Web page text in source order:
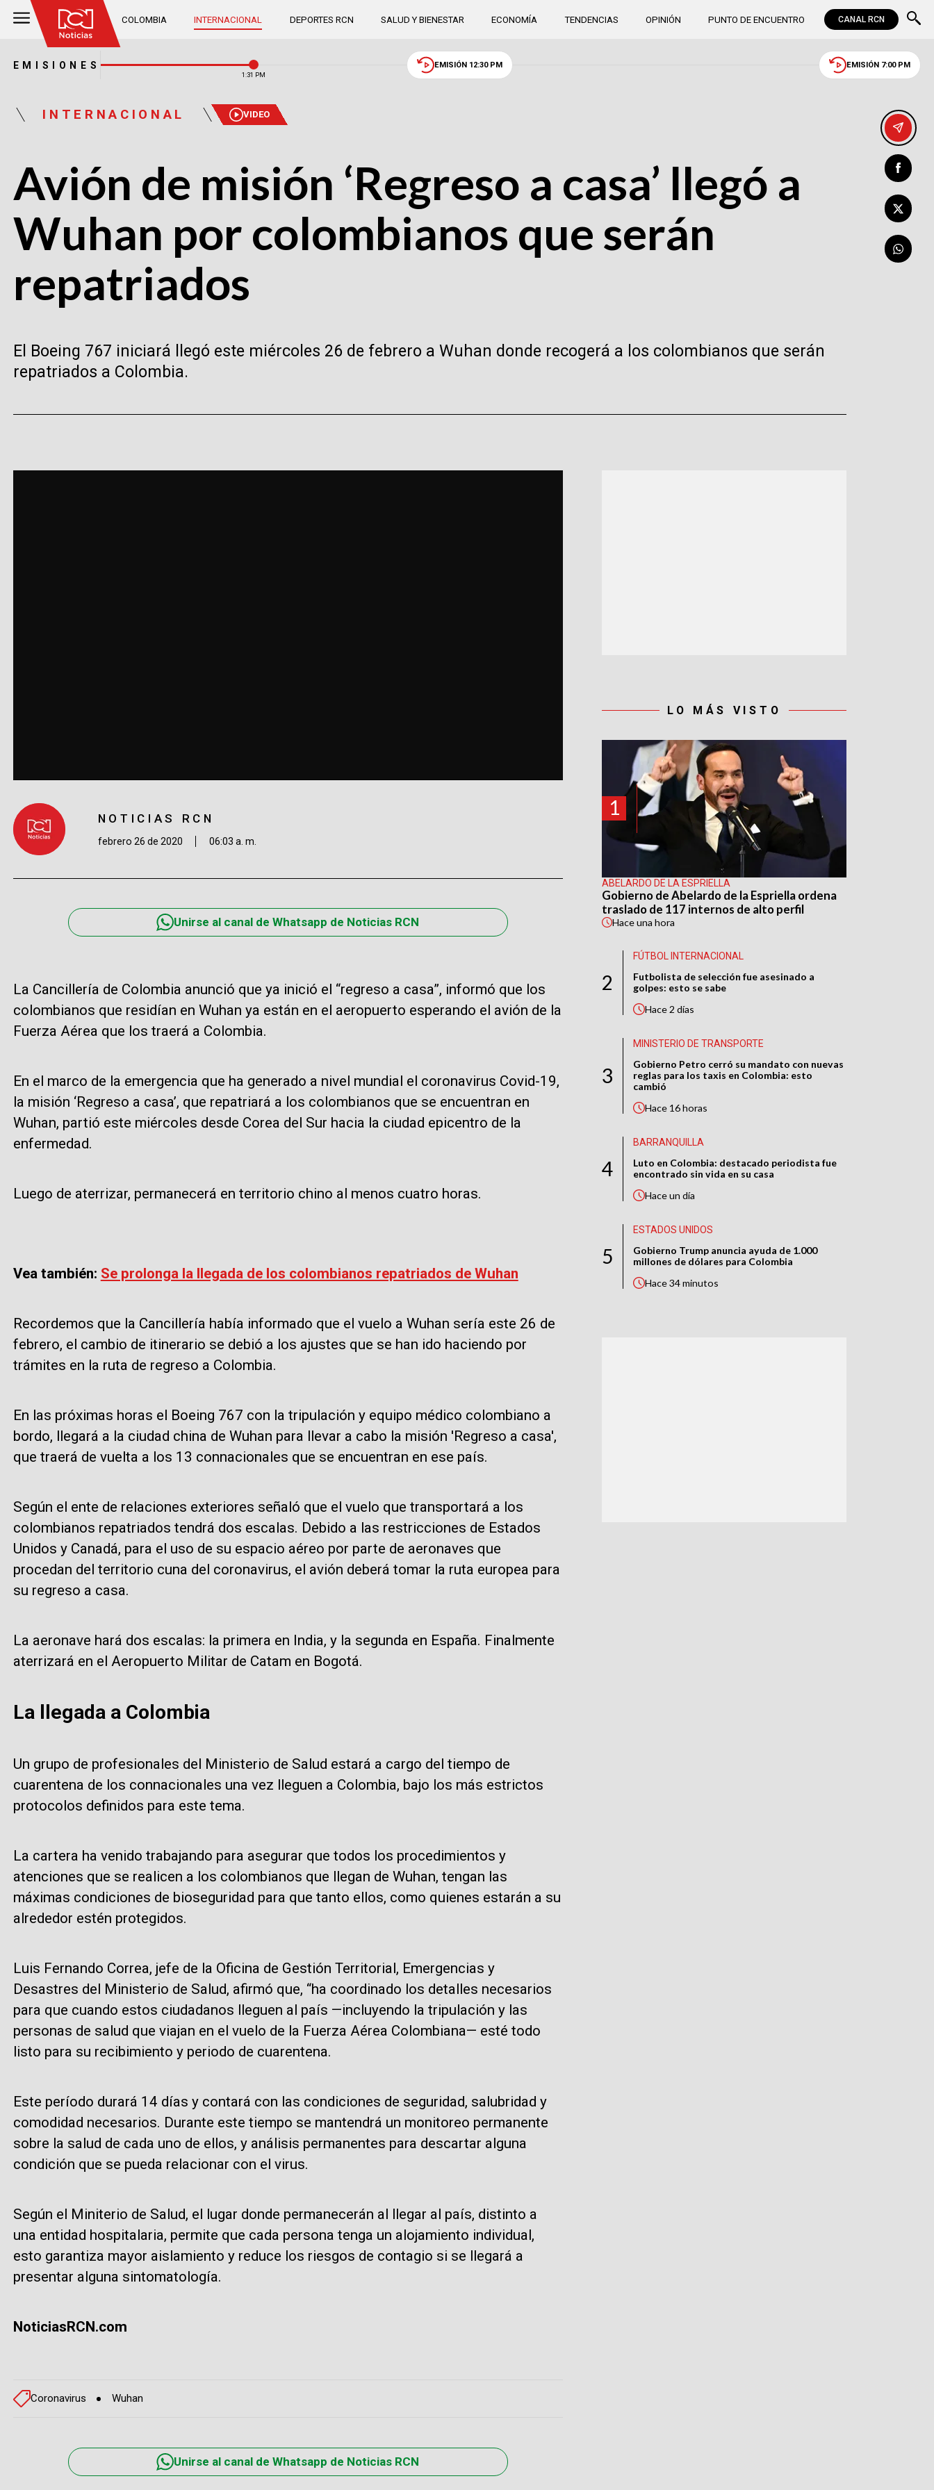
COLOMBIA INTERNACIONAL DEPORTES RCN SALUD Y BIENESTAR ECONOMÍA TENDENCIAS OPINIÓN PUNTO DE ENCUENTRO CANAL RCN
EMISIONES
1:31 PM
EMISIÓN 12:30 PM EMISIÓN 7:00 PM
INTERNACIONAL VIDEO
Avión de misión ‘Regreso a casa’ llegó a
Wuhan por colombianos que serán
repatriados
El Boeing 767 iniciará llegó este miércoles 26 de febrero a Wuhan donde recogerá a los colombianos que serán
repatriados a Colombia.
NOTICIAS RCN
febrero 26 de 2020 06:03 a. m.
Unirse al canal de Whatsapp de Noticias RCN
La Cancillería de Colombia anunció que ya inició el “regreso a casa”, informó que los
colombianos que residían en Wuhan ya están en el aeropuerto esperando el avión de la
Fuerza Aérea que los traerá a Colombia.
En el marco de la emergencia que ha generado a nivel mundial el coronavirus Covid-19,
la misión ‘Regreso a casa’, que repatriará a los colombianos que se encuentran en
Wuhan, partió este miércoles desde Corea del Sur hacia la ciudad epicentro de la
enfermedad.
Luego de aterrizar, permanecerá en territorio chino al menos cuatro horas.
Vea también: Se prolonga la llegada de los colombianos repatriados de Wuhan
Recordemos que la Cancillería había informado que el vuelo a Wuhan sería este 26 de
febrero, el cambio de itinerario se debió a los ajustes que se han ido haciendo por
trámites en la ruta de regreso a Colombia.
En las próximas horas el Boeing 767 con la tripulación y equipo médico colombiano a
bordo, llegará a la ciudad china de Wuhan para llevar a cabo la misión 'Regreso a casa',
que traerá de vuelta a los 13 connacionales que se encuentran en ese país.
Según el ente de relaciones exteriores señaló que el vuelo que transportará a los
colombianos repatriados tendrá dos escalas. Debido a las restricciones de Estados
Unidos y Canadá, para el uso de su espacio aéreo por parte de aeronaves que
procedan del territorio cuna del coronavirus, el avión deberá tomar la ruta europea para
su regreso a casa.
La aeronave hará dos escalas: la primera en India, y la segunda en España. Finalmente
aterrizará en el Aeropuerto Militar de Catam en Bogotá.
La llegada a Colombia
Un grupo de profesionales del Ministerio de Salud estará a cargo del tiempo de
cuarentena de los connacionales una vez lleguen a Colombia, bajo los más estrictos
protocolos definidos para este tema.
La cartera ha venido trabajando para asegurar que todos los procedimientos y
atenciones que se realicen a los colombianos que llegan de Wuhan, tengan las
máximas condiciones de bioseguridad para que tanto ellos, como quienes estarán a su
alrededor estén protegidos.
Luis Fernando Correa, jefe de la Oficina de Gestión Territorial, Emergencias y
Desastres del Ministerio de Salud, afirmó que, “ha coordinado los detalles necesarios
para que cuando estos ciudadanos lleguen al país —incluyendo la tripulación y las
personas de salud que viajan en el vuelo de la Fuerza Aérea Colombiana— esté todo
listo para su recibimiento y periodo de cuarentena.
Este período durará 14 días y contará con las condiciones de seguridad, salubridad y
comodidad necesarios. Durante este tiempo se mantendrá un monitoreo permanente
sobre la salud de cada uno de ellos, y análisis permanentes para descartar alguna
condición que se pueda relacionar con el virus.
Según el Miniterio de Salud, el lugar donde permanecerán al llegar al país, distinto a
una entidad hospitalaria, permite que cada persona tenga un alojamiento individual,
esto garantiza mayor aislamiento y reduce los riesgos de contagio si se llegará a
presentar alguna sintomatología.
NoticiasRCN.com
Coronavirus Wuhan
Unirse al canal de Whatsapp de Noticias RCN
LO MÁS VISTO
1
ABELARDO DE LA ESPRIELLA
Gobierno de Abelardo de la Espriella ordena
traslado de 117 internos de alto perfil
Haceuna hora
2
FÚTBOL INTERNACIONAL
Futbolista de selección fue asesinado a
golpes: esto se sabe
Hace2 días
3
MINISTERIO DE TRANSPORTE
Gobierno Petro cerró su mandato con nuevas
reglas para los taxis en Colombia: esto
cambió
Hace 16 horas
4
BARRANQUILLA
Luto en Colombia: destacado periodista fue
encontrado sin vida en su casa
Haceun día
5
ESTADOS UNIDOS
Gobierno Trump anuncia ayuda de 1.000
millones de dólares para Colombia
Hace34 minutos